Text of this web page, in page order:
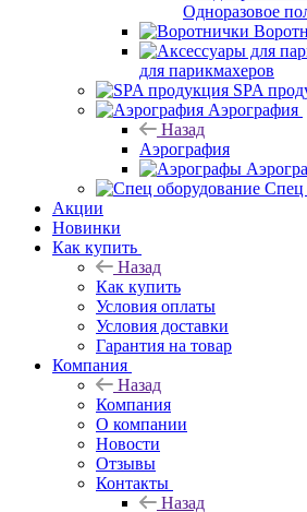
Одноразовое
для парикмахеров
SPA
Аэрография
Назад
Аэрография
Спец
Акции
Новинки
Как купить
Назад
Как купить
Условия оплаты
Условия доставки
Гарантия на товар
Компания
Назад
Компания
О компании
Новости
Отзывы
Контакты
Назад